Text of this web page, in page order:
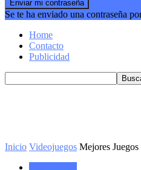
Se te ha enviado una contraseña
Home
Contacto
Publicidad
Inicio Videojuegos Mejores